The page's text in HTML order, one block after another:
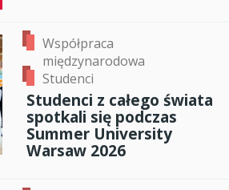
Współpraca
międzynarodowa
Studenci
Studenci z całego świata
spotkali się podczas
Summer University
Warsaw 2026